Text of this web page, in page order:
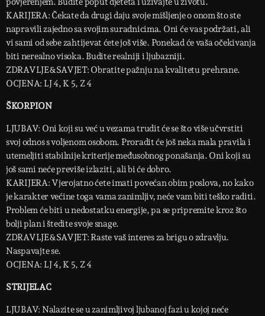
KARIJERA: Čekate da drugi daju svoje mišljenje o onom što ste
napravili zajedno sa svojim suradnicima. Oni će vas podržati, ali
vi sami od sebe zahtijevat ćete još više. Ponekad će vaša očekivanja
biti nerealno visoka. Budite realniji i ljubazniji.
ZDRAVLJE&SAVJET: Obratite pažnju na kvalitetu prehrane.
OCJENA: LJ 4, K 5, Z 4
ŠKORPION
LJUBAV: Oni koji su već u vezama trudit će se što više učvrstiti
svoj odnos s voljenom osobom. Proradit će još neka mala pravila i
utemeljiti stabilnije kriterije međusobnog ponašanja. Oni koji su
još sami neće previše izlaziti, ali bi će dobro.
KARIJERA: Vjerojatno ćete imati povećan obim poslova, no kako
je karakter većine toga vama zanimljiv, neće vam biti teško raditi.
Problem će biti u nedostatku energije, pa se pripremite kroz što
bolji plan i štedite svoje snage.
ZDRAVLJE&SAVJET: Raste vaš interes za brigu o zdravlju.
Naspavajte se.
OCJENA: LJ 4, K 5, Z 4
STRIJELAC
LJUBAV: Nalazite se u zanimljivoj ljubanoj fazi u kojoj neće